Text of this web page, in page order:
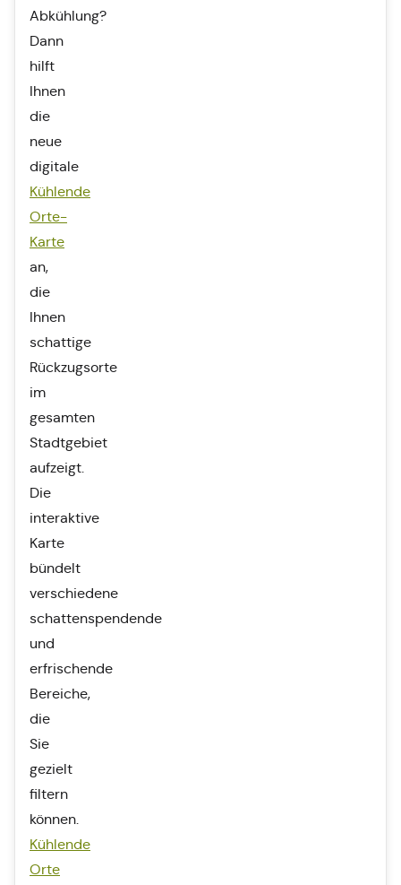
Abkühlung?
Dann
hilft
Ihnen
die
neue
digitale
Kühlende
Orte-
Karte
an,
die
Ihnen
schattige
Rückzugsorte
im
gesamten
Stadtgebiet
aufzeigt.
Die
interaktive
Karte
bündelt
verschiedene
schattenspendende
und
erfrischende
Bereiche,
die
Sie
gezielt
filtern
können.
Kühlende
Orte